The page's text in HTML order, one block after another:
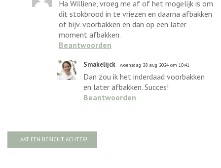
Ha Williene, vroeg me af of het mogelijk is om
dit stokbrood in te vriezen en daarna afbakken
of bijv. voorbakken en dan op een later
moment afbakken.
Beantwoorden
Smakelijck woensdag 28 aug 2024 om 10:41
Dan zou ik het inderdaad voorbakken
en later afbakken. Succes!
Beantwoorden
LAAT EEN BERICHT ACHTER!